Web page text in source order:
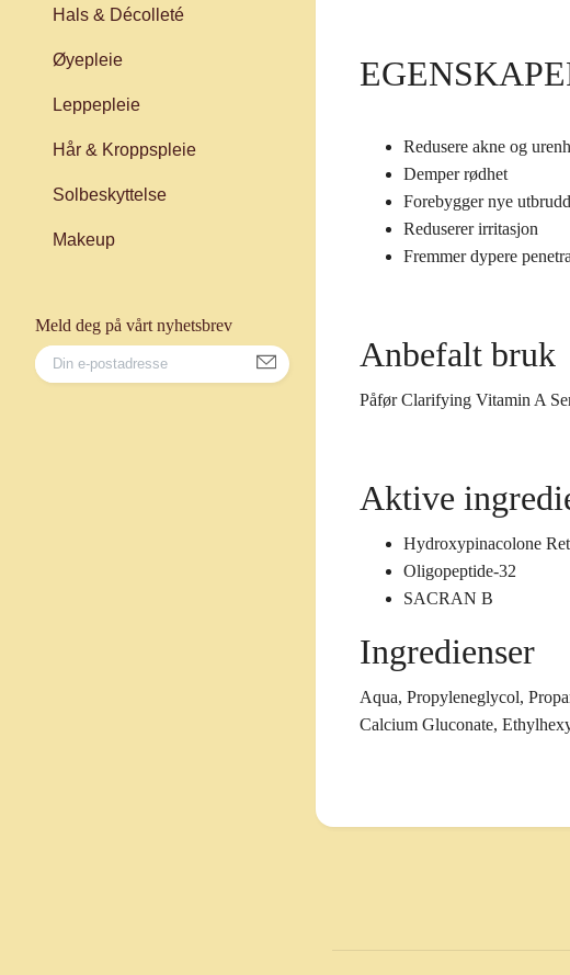
Hals & Décolleté
Øyepleie
Leppepleie
Hår & Kroppspleie
Solbeskyttelse
Makeup
Meld deg på vårt nyhetsbrev
Redusere akne og
Demper rødhet
Forebygger nye utbrudd
Reduserer irritasjon
Fremmer dypere
Anbefalt bruk
Påfør Clarifying Vitamin A
Aktive
Hydroxypinacolone
Oligopeptide-32
SACRAN B
Ingredienser
Aqua, Propyleneglycol,
Calcium Gluconate,